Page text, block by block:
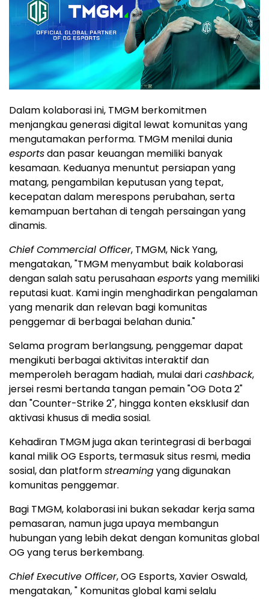
Dalam kolaborasi ini, TMGM berkomitmen
menjangkau generasi digital lewat komunitas yang
mengutamakan performa. TMGM menilai dunia
esportsdan pasar keuangan memiliki banyak
kesamaan. Keduanya menuntut persiapan yang
matang, pengambilan keputusan yang tepat,
kecepatan dalam merespons perubahan, serta
kemampuan bertahan di tengah persaingan yang
dinamis.
Chief Commercial Officer, TMGM, Nick Yang,
mengatakan, "TMGM menyambut baik kolaborasi
dengan salah satu perusahaanesportsyang memiliki
reputasi kuat. Kami ingin menghadirkan pengalaman
yang menarik dan relevan bagi komunitas
penggemar di berbagai belahan dunia."
Selama program berlangsung, penggemar dapat
mengikuti berbagai aktivitas interaktif dan
memperoleh beragam hadiah, mulai daricashback,
jersei resmi bertanda tangan pemain "OG Dota 2"
dan "Counter-Strike 2", hingga konten eksklusif dan
aktivasi khusus di media sosial.
Kehadiran TMGM juga akan terintegrasi di berbagai
kanal milik OG Esports, termasuk situs resmi, media
sosial, dan platformstreamingyang digunakan
komunitas penggemar.
Bagi TMGM, kolaborasi ini bukan sekadar kerja sama
pemasaran, namun juga upaya membangun
hubungan yang lebih dekat dengan komunitas global
OG yang terus berkembang.
Chief Executive Officer, OG Esports, Xavier Oswald,
mengatakan, " Komunitas global kami selalu